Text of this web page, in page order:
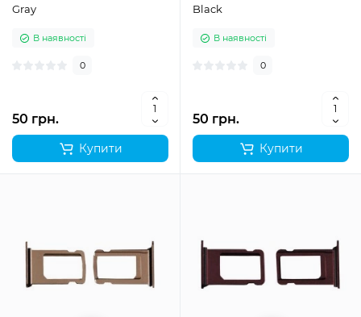
Gray
В наявності
0
50 грн.
Купити
Black
В наявності
0
50 грн.
Купити